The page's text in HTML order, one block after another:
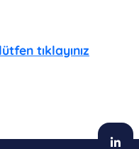
tıklayınız